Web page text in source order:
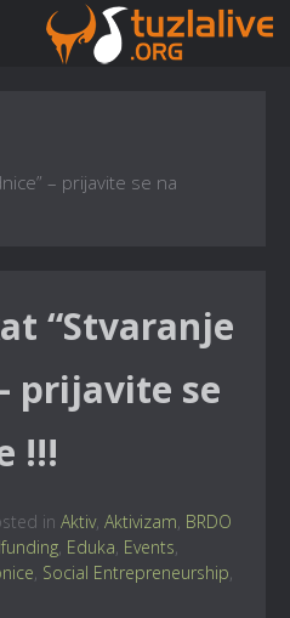
– prijavite se na
“Stvaranje
prijavite se
!!!
in Aktiv, Aktivizam, BRDO
, Eduka, Events,
, Social Entrepreneurship,